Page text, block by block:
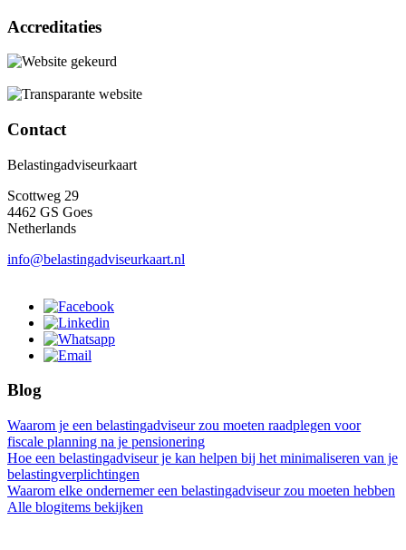
Accreditaties
Contact
Belastingadviseurkaart
Scottweg 29
4462 GS Goes
Netherlands
info@belastingadviseurkaart.nl
Blog
Waarom je een belastingadviseur zou moeten raadplegen voor
fiscale planning na je pensionering
Hoe een belastingadviseur je kan helpen bij het minimaliseren van je
belastingverplichtingen
Waarom elke ondernemer een belastingadviseur zou moeten hebben
Alle blogitems bekijken